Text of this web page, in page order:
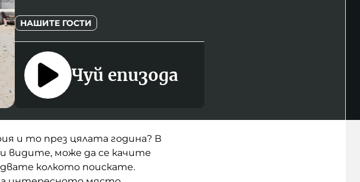
НАШИТЕ ГОСТИ
Чуй епизода
и то през цялата година? В
видите, може да се качите
колкото поискате.